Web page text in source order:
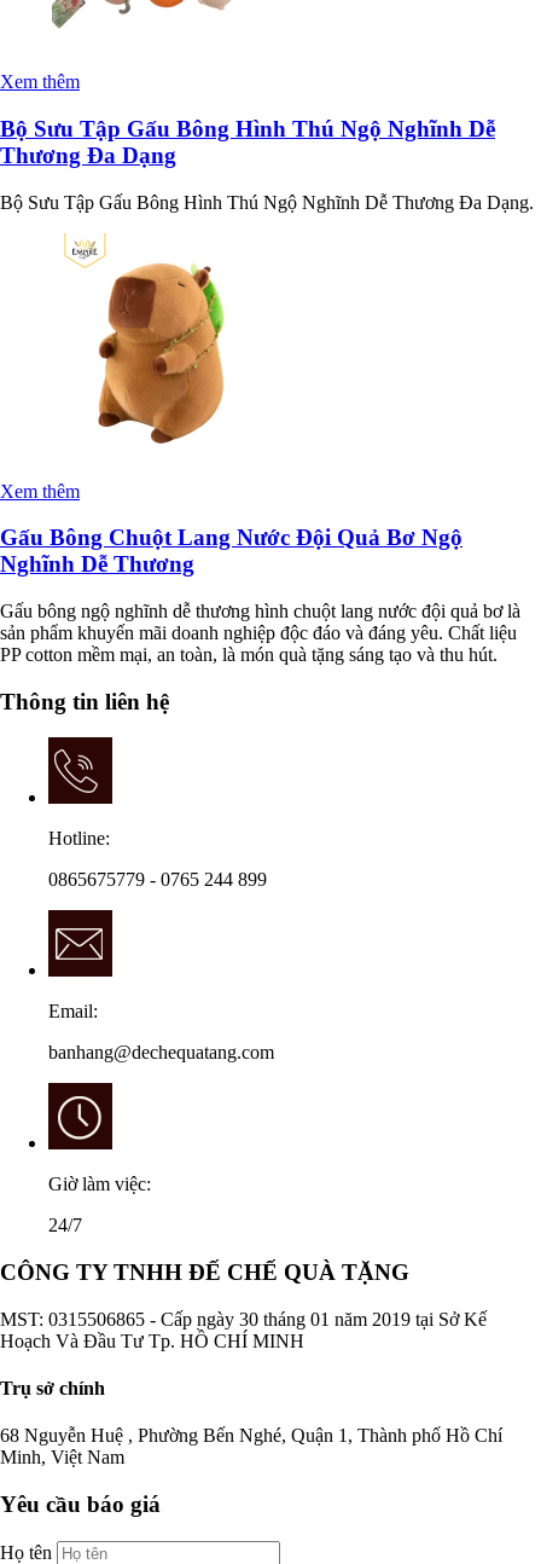
Xem thêm
Bộ Sưu Tập Gấu Bông Hình Thú Ngộ Nghĩnh Dễ
Thương Đa Dạng
Bộ Sưu Tập Gấu Bông Hình Thú Ngộ Nghĩnh Dễ Thương Đa Dạng.
Xem thêm
Gấu Bông Chuột Lang Nước Đội Quả Bơ Ngộ
Nghĩnh Dễ Thương
Gấu bông ngộ nghĩnh dễ thương hình chuột lang nước đội quả bơ là
sản phẩm khuyến mãi doanh nghiệp độc đáo và đáng yêu. Chất liệu
PP cotton mềm mại, an toàn, là món quà tặng sáng tạo và thu hút.
Thông tin liên hệ
Hotline:
0865675779 - 0765 244 899
Email:
banhang@dechequatang.com
Giờ làm việc:
24/7
CÔNG TY TNHH ĐẾ CHẾ QUÀ TẶNG
MST: 0315506865 - Cấp ngày 30 tháng 01 năm 2019 tại Sở Kế
Hoạch Và Đầu Tư Tp. HỒ CHÍ MINH
Trụ sở chính
68 Nguyễn Huệ , Phường Bến Nghé, Quận 1, Thành phố Hồ Chí
Minh, Việt Nam
Yêu cầu báo giá
Họ tên